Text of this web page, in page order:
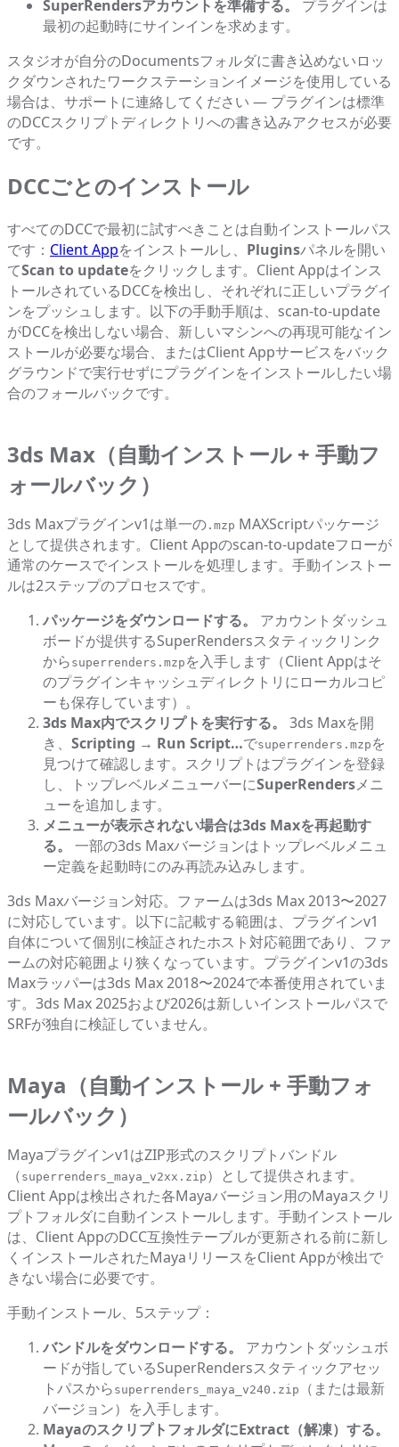
SuperRendersアカウントを準備する。
プラグインは
最初の起動時にサインインを求めます。
スタジオが自分のDocumentsフォルダに書き込めないロッ
クダウンされたワークステーションイメージを使用している
場合は、サポートに連絡してください — プラグインは標準
のDCCスクリプトディレクトリへの書き込みアクセスが必要
です。
DCCごとのインストール
すべてのDCCで最初に試すべきことは自動インストールパス
です： Client Appをインストールし、 Pluginsパネルを開い
てScan to updateをクリックします。Client Appはインス
トールされているDCCを検出し、それぞれに正しいプラグイ
ンをプッシュします。以下の手動手順は、scan-to-update
がDCCを検出しない場合、新しいマシンへの再現可能なイン
ストールが必要な場合、またはClient Appサービスをバック
グラウンドで実行せずにプラグインをインストールしたい場
合のフォールバックです。
3ds Max（自動インストール + 手動フ
ォールバック）
3ds Maxプラグインv1は単一の .mzp MAXScriptパッケージ
として提供されます。Client Appのscan-to-updateフローが
通常のケースでインストールを処理します。手動インストー
ルは2ステップのプロセスです。
パッケージをダウンロードする。
アカウントダッシュ
ボードが提供するSuperRendersスタティックリンク
から superrenders.mzp を入手します（Client Appはそ
のプラグインキャッシュディレクトリにローカルコピ
ーも保存しています）。
3ds Max内でスクリプトを実行する。
3ds Maxを開
き、 Scripting → Run Script…でsuperrenders.mzp を
見つけて確認します。スクリプトはプラグインを登録
し、トップレベルメニューバーにSuperRendersメニ
ューを追加します。
メニューが表示されない場合は3ds Maxを再起動す
る。
一部の3ds Maxバージョンはトップレベルメニュ
ー定義を起動時にのみ再読み込みします。
3ds Maxバージョン対応。ファームは3ds Max 2013〜2027
に対応しています。以下に記載する範囲は、プラグインv1
自体について個別に検証されたホスト対応範囲であり、ファ
ームの対応範囲より狭くなっています。プラグインv1の3ds
Maxラッパーは3ds Max 2018〜2024で本番使用されていま
す。3ds Max 2025および2026は新しいインストールパスで
SRFが独自に検証していません。
Maya（自動インストール + 手動フォ
ールバック）
Mayaプラグインv1はZIP形式のスクリプトバンドル
（ superrenders_maya_v2xx.zip ）として提供されます。
Client Appは検出された各Mayaバージョン用のMayaスクリ
プトフォルダに自動インストールします。手動インストール
は、Client AppのDCC互換性テーブルが更新される前に新し
くインストールされたMayaリリースをClient Appが検出で
きない場合に必要です。
手動インストール、5ステップ：
バンドルをダウンロードする。
アカウントダッシュボ
ードが指しているSuperRendersスタティックアセッ
トパスから superrenders_maya_v240.zip
（または最新
バージョン）を入手します。
MayaのスクリプトフォルダにExtract（解凍）する。